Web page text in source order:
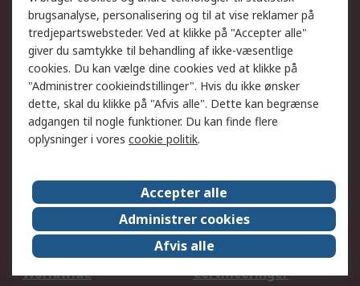
Support
Få hjælp
Returnering
Levering
Spor min ordre
Fakturakopi
Betalingsmuligheder
Fordele med Mit RS
Okdo
Om RS
Salgsbetingelser
Det juridiske
Pressecenter
Job hos RS
ESG
Worldwide
Certificeringer
brugsanalyse, personalisering og til at vise reklamer på
tredjepartswebsteder. Ved at klikke på "Accepter alle"
giver du samtykke til behandling af ikke-væsentlige
cookies. Du kan vælge dine cookies ved at klikke på
"Administrer cookieindstillinger". Hvis du ikke ønsker
dette, skal du klikke på "Afvis alle". Dette kan begrænse
adgangen til nogle funktioner. Du kan finde flere
oplysninger i vores cookie politik.
Accepter alle
Administrer cookies
Afvis alle